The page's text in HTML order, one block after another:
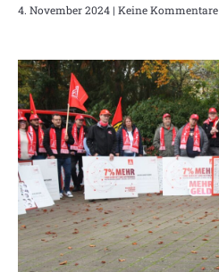
4. November 2024 Keine Kommentare